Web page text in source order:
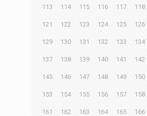
113 114 115 116 117 118
121 122 123 124 125 126
129 130 131 132 133 134
137 138 139 140 141 142
145 146 147 148 149 150
153 154 155 156 157 158
161 162 163 164 165 166